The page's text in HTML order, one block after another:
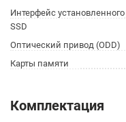
Интерфейс установленного
SSD
Оптический привод (ODD)
Карты памяти
Комплектация